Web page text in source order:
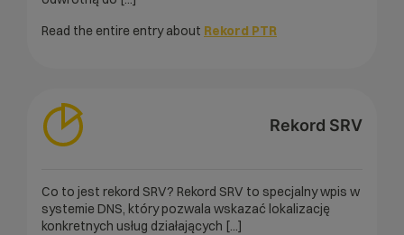
Read the entire entry about Rekord PTR
Rekord SRV
Co to jest rekord SRV? Rekord SRV to specjalny wpis w
systemie DNS, który pozwala wskazać lokalizację
konkretnych usług działających [...]